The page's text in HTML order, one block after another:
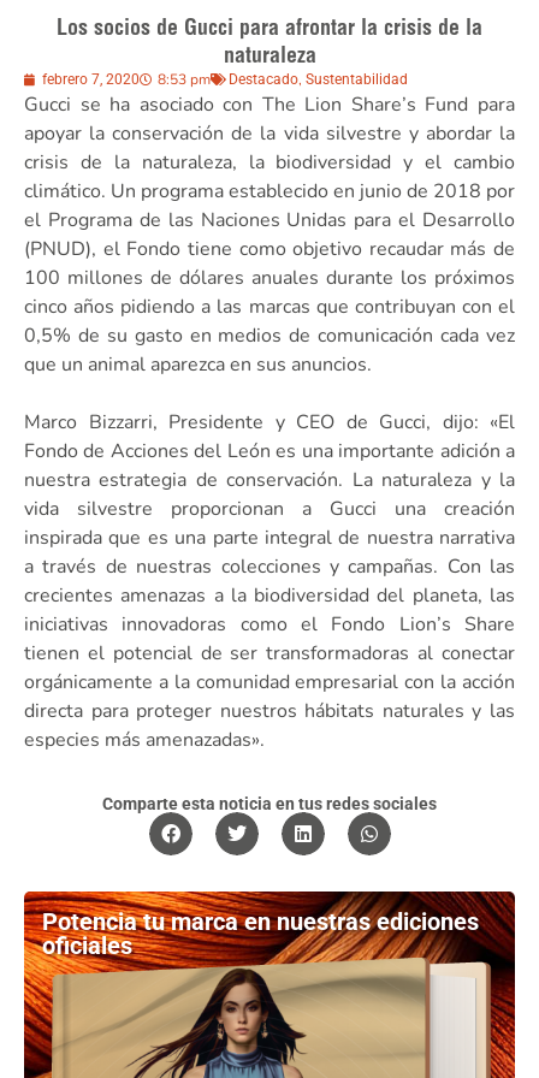
Los socios de Gucci para afrontar la crisis de la
naturaleza
febrero 7, 2020 8:53 pm Destacado, Sustentabilidad
Gucci se ha asociado con The Lion Share’s Fund para
apoyar la conservación de la vida silvestre y abordar la
crisis de la naturaleza, la biodiversidad y el cambio
climático. Un programa establecido en junio de 2018 por
el Programa de las Naciones Unidas para el Desarrollo
(PNUD), el Fondo tiene como objetivo recaudar más de
100 millones de dólares anuales durante los próximos
cinco años pidiendo a las marcas que contribuyan con el
0,5% de su gasto en medios de comunicación cada vez
que un animal aparezca en sus anuncios.
Marco Bizzarri, Presidente y CEO de Gucci, dijo: «El
Fondo de Acciones del León es una importante adición a
nuestra estrategia de conservación. La naturaleza y la
vida silvestre proporcionan a Gucci una creación
inspirada que es una parte integral de nuestra narrativa
a través de nuestras colecciones y campañas. Con las
crecientes amenazas a la biodiversidad del planeta, las
iniciativas innovadoras como el Fondo Lion’s Share
tienen el potencial de ser transformadoras al conectar
orgánicamente a la comunidad empresarial con la acción
directa para proteger nuestros hábitats naturales y las
especies más amenazadas».
Comparte esta noticia en tus redes sociales
Potencia tu marca en nuestras ediciones
oficiales